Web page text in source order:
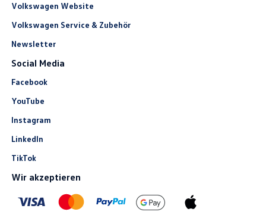
Volkswagen Website
Volkswagen Service & Zubehör
Newsletter
Social Media
Facebook
YouTube
Instagram
LinkedIn
TikTok
Wir akzeptieren